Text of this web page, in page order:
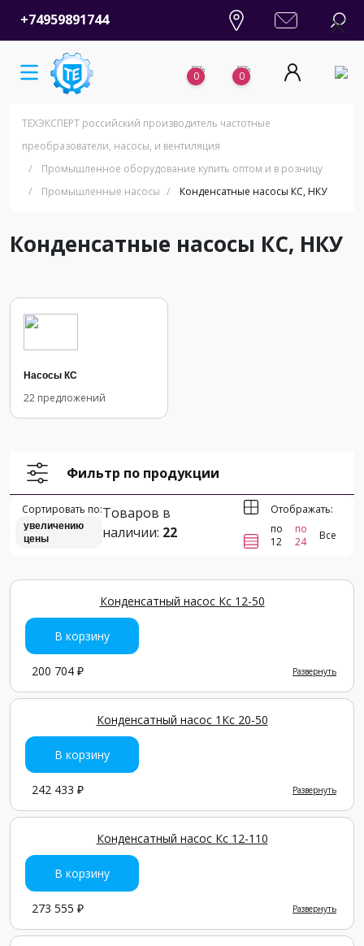
+74959891744
0 0
ТЕХЭКСПЕРТ российский производитель частотные
преобразователи, насосы, и вентиляция
/
Промышленное оборудование купить оптом и в розницу
/
Промышленные насосы / Конденсатные насосы КС, НКУ
Конденсатные насосы КС, НКУ
Насосы КС
22 предложений
Фильтр по продукции
Сортировать по:
увеличению
цены
Товаров в
наличии: 22
Отображать:
по
12
по
24
Все
Конденсатный насос Кс 12-50
В корзину
200 704 ₽ Развернуть
Конденсатный насос 1Кс 20-50
В корзину
242 433 ₽ Развернуть
Конденсатный насос Кс 12-110
В корзину
273 555 ₽ Развернуть